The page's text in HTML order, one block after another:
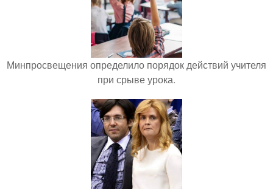
Минпросвещения определило порядок действий учителя
при срыве урока.